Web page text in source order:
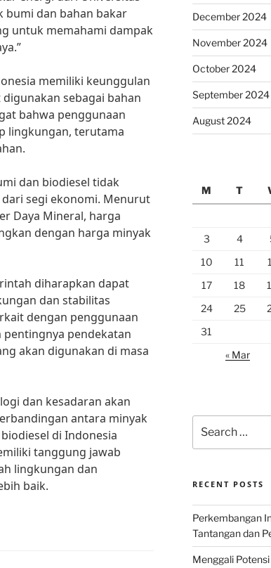
bumi dan bahan bakar
untuk memahami dampak
memiliki keunggulan
sebagai bahan
bahwa penggunaan
lingkungan, terutama
dan biodiesel tidak
segi ekonomi. Menurut
Daya Mineral, harga
dengan harga minyak
diharapkan dapat
dan stabilitas
dengan penggunaan
pentingnya pendekatan
akan digunakan di masa
dan kesadaran akan
antara minyak
di Indonesia
tanggung jawab
lingkungan dan
baik.
December 2024
November 2024
October 2024
September 2024
August 2024
M
T
3
4
10
11
17
18
24
25
31
« Mar
for:
RECENT POSTS
Perkembangan
Tantangan dan
Menggali